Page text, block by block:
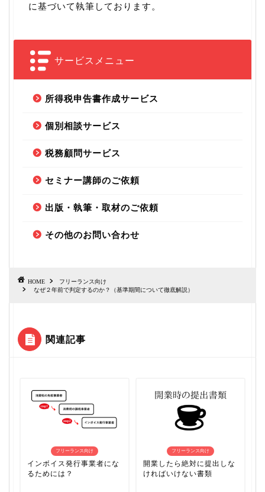
に基づいて執筆しております。
サービスメニュー
所得税申告書作成サービス
個別相談サービス
税務顧問サービス
セミナー講師のご依頼
出版・執筆・取材のご依頼
その他のお問い合わせ
HOME
フリーランス向け
なぜ２年前で判定するのか？（基準期間について徹底解説）
関連記事
フリーランス向け
インボイス発行事業者にな
るためには？
フリーランス向け
開業したら絶対に提出しな
ければいけない書類